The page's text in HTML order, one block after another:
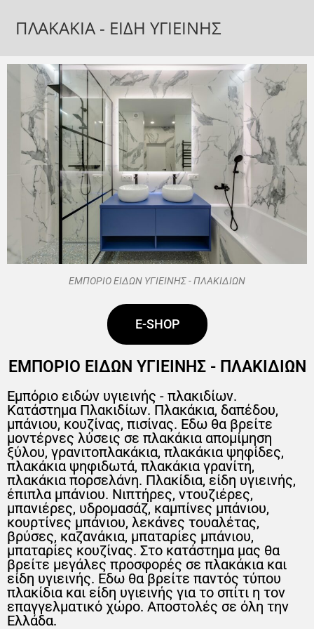
ΠΛΑΚΑΚΙΑ - ΕΙΔΗ ΥΓΙΕΙΝΗΣ
ΕΜΠΟΡΙΟ ΕΙΔΩΝ ΥΓΙΕΙΝΗΣ - ΠΛΑΚΙΔΙΩΝ
E-SHOP
ΕΜΠΟΡΙΟ ΕΙΔΩΝ ΥΓΙΕΙΝΗΣ - ΠΛΑΚΙΔΙΩΝ
Εμπόριο ειδών υγιεινής - πλακιδίων.
Κατάστημα Πλακιδίων. Πλακάκια, δαπέδου,
μπάνιου, κουζίνας, πισίνας. Εδω θα βρείτε
μοντέρνες λύσεις σε πλακάκια απομίμηση
ξύλου, γρανιτοπλακάκια, πλακάκια ψηφίδες,
πλακάκια ψηφιδωτά, πλακάκια γρανίτη,
πλακάκια πορσελάνη. Πλακίδια, είδη υγιεινής,
έπιπλα μπάνιου. Νιπτήρες, ντουζιέρες,
μπανιέρες, υδρομασάζ, καμπίνες μπάνιου,
κουρτίνες μπάνιου, λεκάνες τουαλέτας,
βρύσες, καζανάκια, μπαταρίες μπάνιου,
μπαταρίες κουζίνας. Στο κατάστημα μας θα
βρείτε μεγάλες προσφορές σε πλακάκια και
είδη υγιεινής. Εδω θα βρείτε παντός τύπου
πλακίδια και είδη υγιεινής για το σπίτι η τον
επαγγελματικό χώρο. Αποστολές σε όλη την
Ελλάδα.